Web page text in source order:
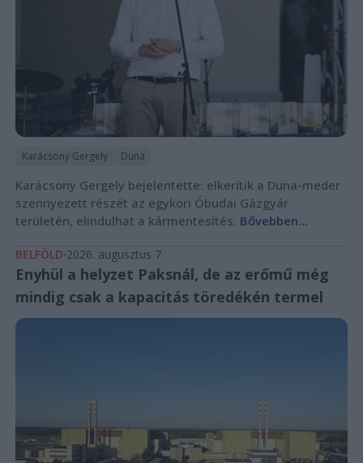
Karácsony Gergely Duna
Karácsony Gergely bejelentette: elkerítik a Duna-meder
szennyezett részét az egykori Óbudai Gázgyár
területén, elindulhat a kármentesítés. Bővebben...
BELFÖLD 2026. augusztus 7.
Enyhül a helyzet Paksnál, de az erőmű még
mindig csak a kapacitás töredékén termel